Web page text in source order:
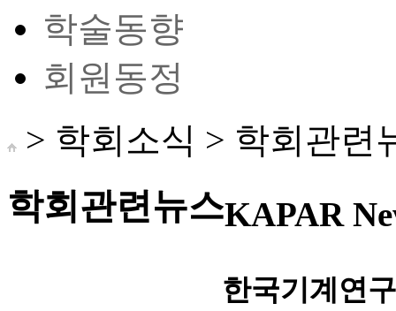
학술동향
회원동정
> 학회소식 > 학회관련
학회관련뉴스KAPAR
한국기계연